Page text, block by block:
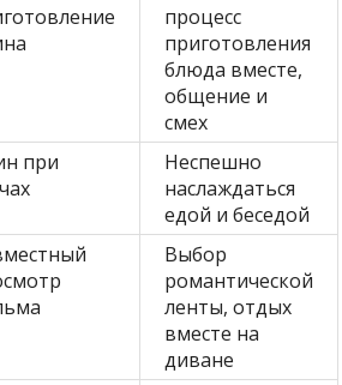
процесс
приготовления
блюда вместе,
общение и
смех
при
Неспешно
наслаждаться
едой и беседой
Выбор
романтической
ленты, отдых
вместе на
диване